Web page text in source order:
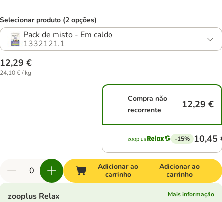
Selecionar produto (2 opções)
Pack de misto - Em caldo
1332121.1
12,29 €
24,10 € / kg
Compra não
recorrente
12,29 €
-15% 10,45
Adicionar ao
carrinho
Adicionar ao
carrinho
zooplus Relax
Mais informação